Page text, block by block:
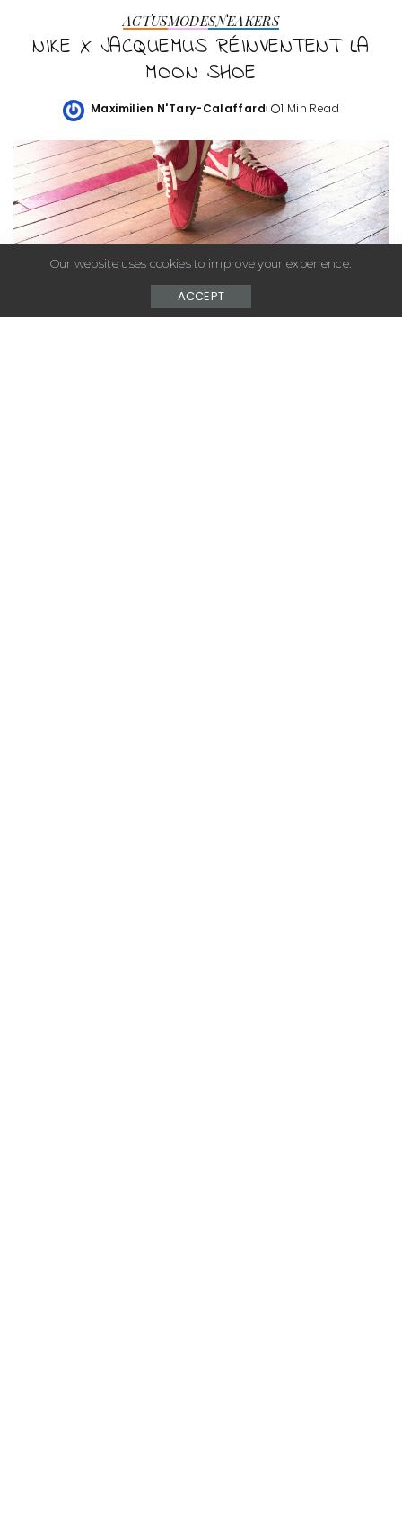
ACTUSMODESNEAKERS
NIKE X JACQUEMUS RÉINVENTENT LA
MOON SHOE
Posted
Maximilien N'Tary-Calaffard 1 Min Read
– Advertisement –
Our website uses cookies to improve your experience.
ACCEPT